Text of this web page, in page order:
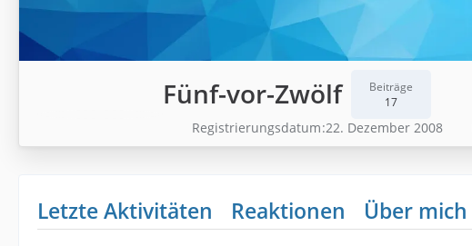
Fünf-vor-Zwölf
Beiträge
17
Registrierungsdatum 22. Dezember 2008
Letzte Aktivitäten Reaktionen Über mich